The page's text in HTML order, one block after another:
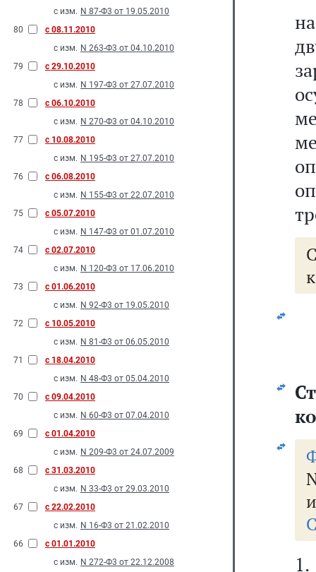
с изм. N 87-Ф3 от 19.05.2010
80
с 08.11.2010
с изм. N 263-Ф3 от 04.10.2010
79
с 29.10.2010
с изм. N 197-Ф3 от 27.07.2010
78
с 06.10.2010
с изм. N 270-Ф3 от 04.10.2010
77
с 10.08.2010
с изм. N 195-Ф3 от 27.07.2010
76
с 06.08.2010
с изм. N 155-Ф3 от 22.07.2010
75
с 05.07.2010
с изм. N 147-Ф3 от 01.07.2010
74
с 02.07.2010
с изм. N 120-Ф3 от 17.06.2010
73
с 01.06.2010
с изм. N 92-Ф3 от 19.05.2010
72
с 10.05.2010
с изм. N 81-Ф3 от 06.05.2010
71
с 18.04.2010
с изм. N 48-Ф3 от 05.04.2010
70
с 09.04.2010
с изм. N 60-Ф3 от 07.04.2010
69
с 01.04.2010
с изм. N 209-Ф3 от 24.07.2009
68
с 31.03.2010
с изм. N 33-Ф3 от 29.03.2010
67
с 22.02.2010
с изм. N 16-Ф3 от 21.02.2010
66
с 01.01.2010
с изм. N 272-Ф3 от 22.12.2008